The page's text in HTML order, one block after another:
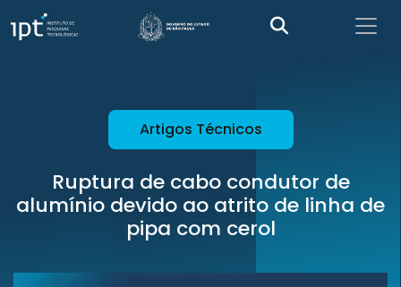
Artigos Técnicos
Ruptura de cabo condutor de
alumínio devido ao atrito de linha de
pipa com cerol